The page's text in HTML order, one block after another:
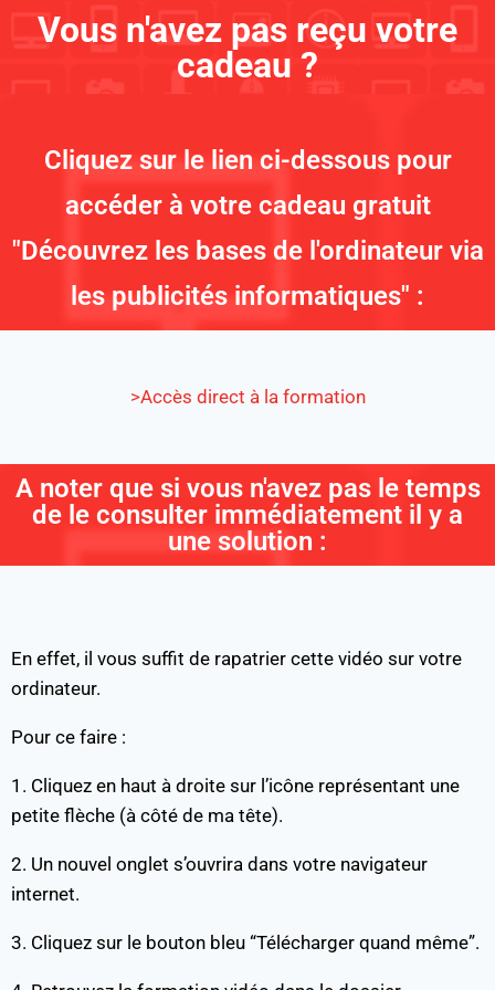
Vous n'avez pas reçu votre
cadeau ?
Cliquez sur le lien ci-dessous pour
accéder à votre cadeau gratuit
"Découvrez les bases de l'ordinateur via
les publicités informatiques" :
>Accès direct à la formation
A noter que si vous n'avez pas le temps
de le consulter immédiatement il y a
une solution :
En effet, il vous suffit de rapatrier cette vidéo sur votre
ordinateur.
Pour ce faire :
1. Cliquez en haut à droite sur l’icône représentant une
petite flèche (à côté de ma tête).
2. Un nouvel onglet s’ouvrira dans votre navigateur
internet.
3. Cliquez sur le bouton bleu “Télécharger quand même”.